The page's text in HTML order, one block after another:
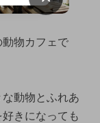
物カフェで
動物とふれあ
きになっても